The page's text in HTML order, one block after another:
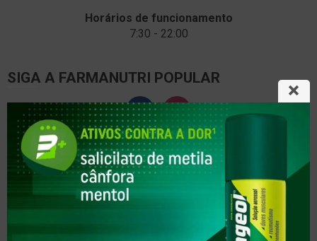
Horários de funcionamento
7:30 - 22:00
SIGA A FARMANUTRI POPULAR
SERVIÇOS
Aferir Pressão
Controle de Peso
Colocação de Brinco